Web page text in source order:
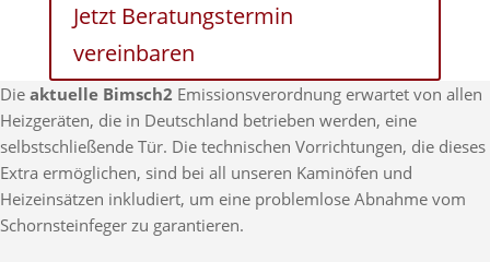
Jetzt Beratungstermin
vereinbaren
Die aktuelle Bimsch2 Emissionsverordnung erwartet von allen
Heizgeräten, die in Deutschland betrieben werden, eine
selbstschließende Tür. Die technischen Vorrichtungen, die dieses
Extra ermöglichen, sind bei all unseren Kaminöfen und
Heizeinsätzen inkludiert, um eine problemlose Abnahme vom
Schornsteinfeger zu garantieren.